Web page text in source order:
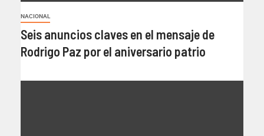
NACIONAL
Seis anuncios claves en el mensaje de
Rodrigo Paz por el aniversario patrio